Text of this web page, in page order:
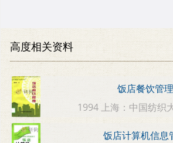
高度相关资料
饭店餐饮管理
1994 上海：中国纺织
饭店计算机信息